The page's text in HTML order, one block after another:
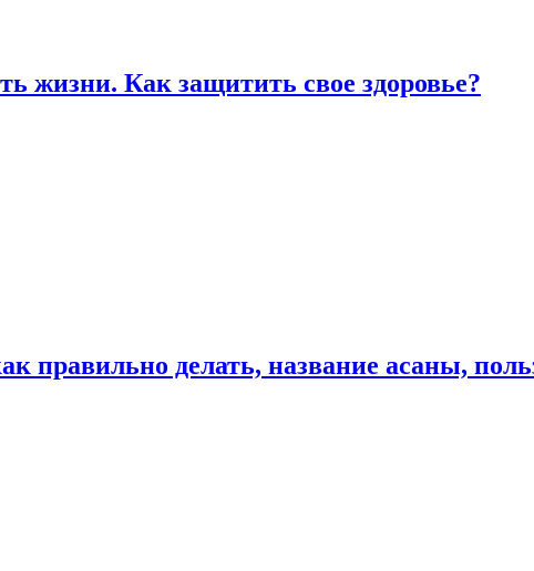
жизни. Как защитить свое здоровье?
правильно делать, название асаны,